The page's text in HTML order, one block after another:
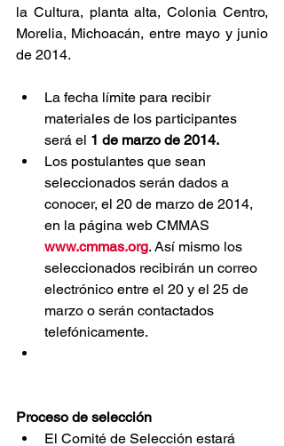
la Cultura, planta alta, Colonia Centro,
Morelia, Michoacán, entre mayo y junio
de 2014.
La fecha límite para recibir
materiales de los participantes
será el 1 de marzo de 2014.
Los postulantes que sean
seleccionados serán dados a
conocer, el 20 de marzo de 2014,
en la página web CMMAS
www.cmmas.org. Así mismo los
seleccionados recibirán un correo
electrónico entre el 20 y el 25 de
marzo o serán contactados
telefónicamente.
Proceso de selección
El Comité de Selección estará